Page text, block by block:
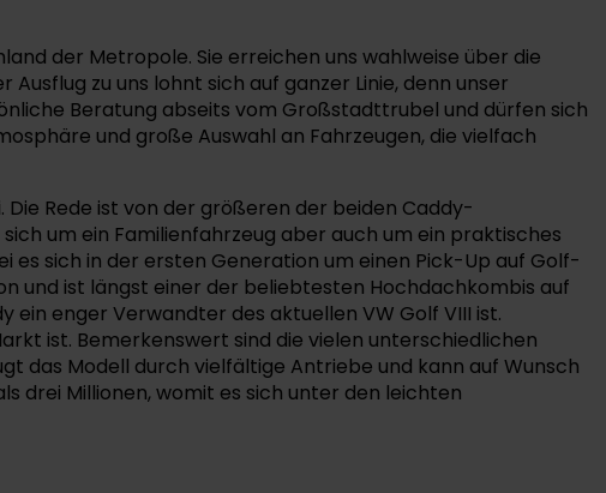
der Metropole. Sie erreichen uns wahlweise über die
zu uns lohnt sich auf ganzer Linie, denn unser
Beratung abseits vom Großstadttrubel und dürfen sich
und große Auswahl an Fahrzeugen, die vielfach
Die Rede ist von der größeren der beiden Caddy-
um ein Familienfahrzeug aber auch um ein praktisches
es sich in der ersten Generation um einen Pick-Up auf Golf-
und ist längst einer der beliebtesten Hochdachkombis auf
enger Verwandter des aktuellen VW Golf VIII ist.
ist. Bemerkenswert sind die vielen unterschiedlichen
das Modell durch vielfältige Antriebe und kann auf Wunsch
drei Millionen, womit es sich unter den leichten